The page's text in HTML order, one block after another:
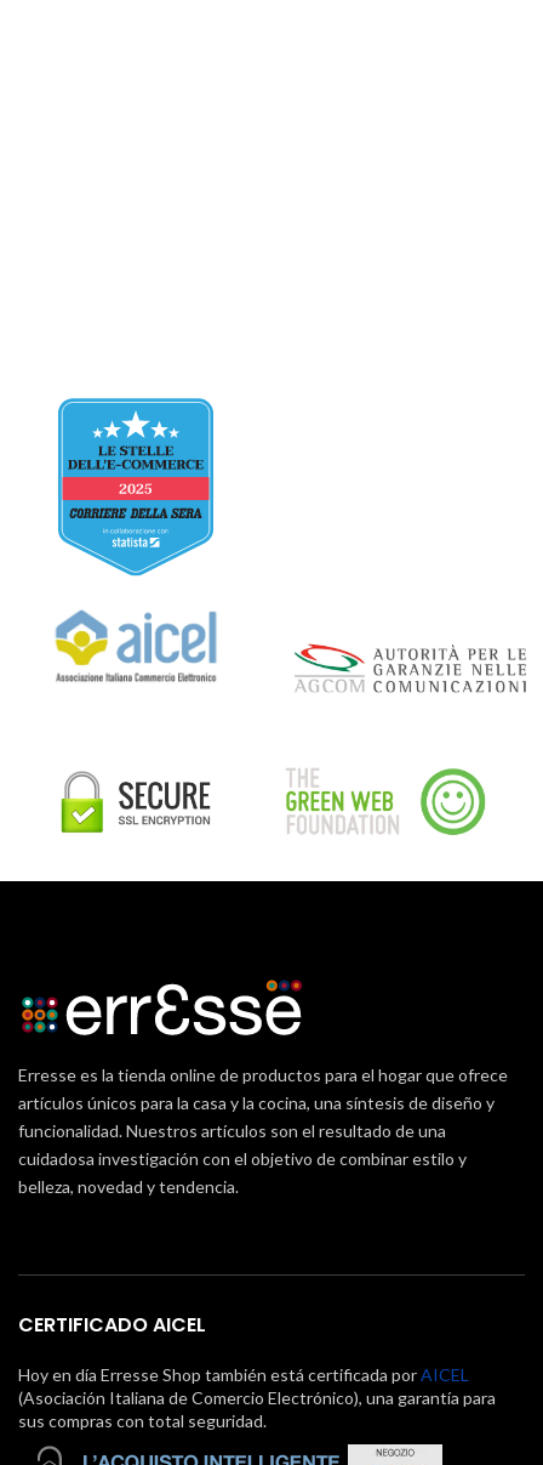
Erresse es la tienda online de productos para el hogar que ofrece
artículos únicos para la casa y la cocina, una síntesis de diseño y
funcionalidad. Nuestros artículos son el resultado de una
cuidadosa investigación con el objetivo de combinar estilo y
belleza, novedad y tendencia.
CERTIFICADO AICEL
Hoy en día Erresse Shop también está certificada porAICEL
(Asociación Italiana de Comercio Electrónico), una garantía para
sus compras con total seguridad.